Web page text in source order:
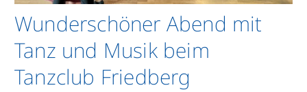
Wunderschöner Abend mit
Tanz und Musik beim
Tanzclub Friedberg